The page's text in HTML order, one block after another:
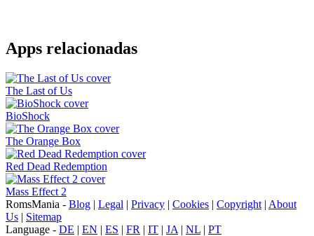
Apps relacionadas
The Last of Us
BioShock
The Orange Box
Red Dead Redemption
Mass Effect 2
RomsMania - Blog | Legal | Privacy | Cookies | Copyright | About
Us | Sitemap
Language - DE | EN | ES | FR | IT | JA | NL | PT